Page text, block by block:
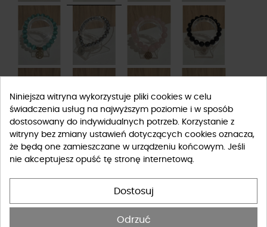
Niniejsza witryna wykorzystuje pliki cookies w celu
świadczenia usług na najwyższym poziomie i w sposób
dostosowany do indywidualnych potrzeb. Korzystanie z
witryny bez zmiany ustawień dotyczących cookies oznacza,
że będą one zamieszczane w urządzeniu końcowym. Jeśli
nie akceptujesz opuść tę stronę internetową.
Dostosuj
Odrzuć